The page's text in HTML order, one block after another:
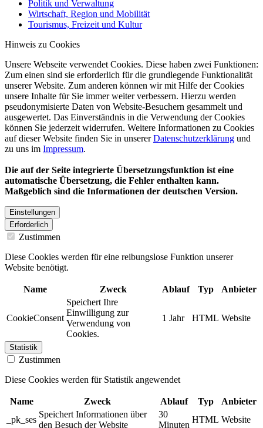
Politik und Verwaltung
Wirtschaft, Region und Mobilität
Tourismus, Freizeit und Kultur
Hinweis zu Cookies
Unsere Webseite verwendet Cookies. Diese haben zwei Funktionen:
Zum einen sind sie erforderlich für die grundlegende Funktionalität
unserer Website. Zum anderen können wir mit Hilfe der Cookies
unsere Inhalte für Sie immer weiter verbessern. Hierzu werden
pseudonymisierte Daten von Website-Besuchern gesammelt und
ausgewertet. Das Einverständnis in die Verwendung der Cookies
können Sie jederzeit widerrufen. Weitere Informationen zu Cookies
auf dieser Website finden Sie in unsererDatenschutzerklärung und
zu uns im Impressum.
Die auf der Seite integrierte Übersetzungsfunktion ist eine
automatische Übersetzung, die Fehler enthalten kann.
Maßgeblich sind die Informationen der deutschen Version.
Einstellungen
Erforderlich
Zustimmen
Diese Cookies werden für eine reibungslose Funktion unserer
Website benötigt.
Name Zweck Ablauf Typ Anbieter
CookieConsent
Speichert Ihre
Einwilligung zur
Verwendung von
Cookies.
1 Jahr HTML Website
Statistik
Zustimmen
Diese Cookies werden für Statistik angewendet
Name Zweck Ablauf Typ
Anbieter
_pk_ses
Speichert Informationen über
den Besuch der Website
30
Minuten
HTML Website